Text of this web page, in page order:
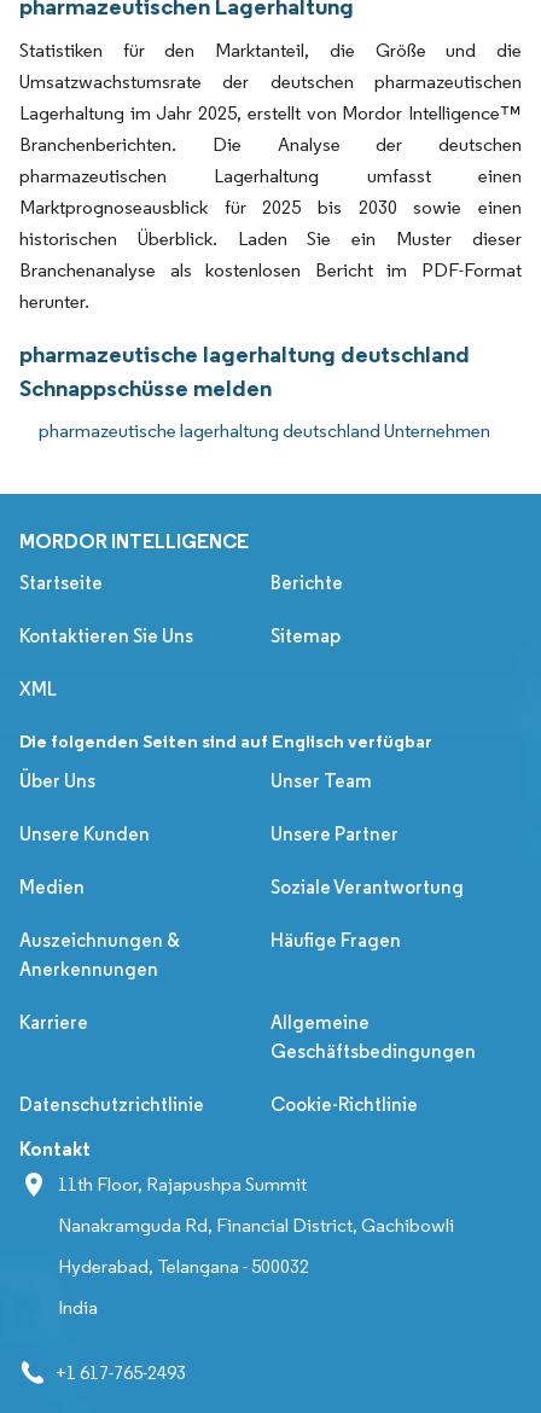
pharmazeutischen Lagerhaltung
Statistiken für den Marktanteil, die Größe und die
Umsatzwachstumsrate der deutschen pharmazeutischen
Lagerhaltung im Jahr 2025, erstellt von Mordor Intelligence™
Branchenberichten. Die Analyse der deutschen
pharmazeutischen Lagerhaltung umfasst einen
Marktprognoseausblick für 2025 bis 2030 sowie einen
historischen Überblick. Laden Sie ein Muster dieser
Branchenanalyse als kostenlosen Bericht im PDF-Format
herunter.
pharmazeutische lagerhaltung deutschland
Schnappschüsse melden
pharmazeutische lagerhaltung deutschland Unternehmen
MORDOR INTELLIGENCE
Startseite Berichte
Kontaktieren Sie Uns Sitemap
XML
Die folgenden Seiten sind auf Englisch verfügbar
Über Uns
Unser Team
Unsere Kunden Unsere Partner
Medien Soziale Verantwortung
Auszeichnungen &
Anerkennungen
Häufige Fragen
Karriere
Allgemeine
Geschäftsbedingungen
Datenschutzrichtlinie Cookie-Richtlinie
Kontakt
11th Floor, Rajapushpa Summit
Nanakramguda Rd, Financial District, Gachibowli
Hyderabad, Telangana - 500032
India
+1 617-765-2493